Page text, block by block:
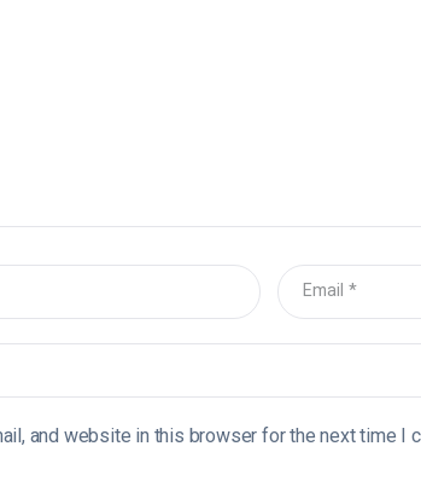
and website in this browser for the next time I